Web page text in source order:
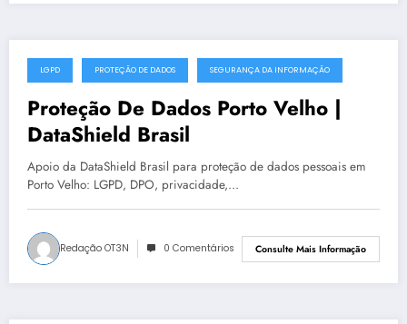
julho 19, 2025
LGPD PROTEÇÃO DE DADOS SEGURANÇA DA INFORMAÇÃO
Proteção De Dados Porto Velho |
DataShield Brasil
Apoio da DataShield Brasil para proteção de dados pessoais em
Porto Velho: LGPD, DPO, privacidade,…
Redação OT3N 0 Comentários Consulte Mais Informação